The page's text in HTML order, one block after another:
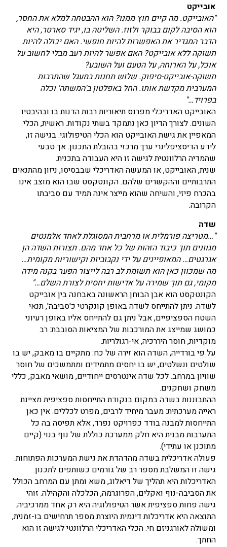
אובייקט
"האובייקט. מה קיים חוץ ממנו? הוא ההבטחה למלא את החסר,
הוא הסיבה לקום בבוקר ולזוז. השליטה בו, יגיד סארטר, היא
הדבר המגדיר את האפשרות להיות חופשי. האם יכולה להיות
תשוקה ללא אובייקט? האם אפשר להיות רעב מבלי לחשוב על
אוכל, על הארוחה, על הטעם ועל השובע?
תשוקה-אובייקט-סיפוק. שלוש תחנות במעגל שהתרבות
המערבית מקדשת אותו. החל באפלטון ב'המשתה' וכלה
בפרויד…"
האובייקט האדריכלי מפרנס תיאוריות רבות הדנות בו ובהיבטיו
השונים. לצורך הדיון כאן נתמקד בשתי נקודות. ראשית, הכלי
המאפיין את גישת האובייקט הוא הכלי הטיפולוגי. בגישה זו,
לידע הדיסציפלינרי ערך מרכזי בהובלת התכנון. אך טבעי
שהמדיה הרלוונטית לגישה זו היא העבודה בתכנית.
שנית, האובייקט, או המעשה האדריכלי שבבסיסו, ניזון מהתנאים
התרבותיים וההקשרים שלהם. הקונטקסט שבו הוא מוצב אינו
בהכרח פיזי, והשיחה שהוא מייצר אינה תמיד עם סביבתו
הקרובה.
שדה
"…מטריצה פורמלית או מרחבית המסוגלת לאחד אלמנטים
מגוונים תוך כיבוד הזהות של כל אחד מהם. תצורות השדה הן
אגרגטים… המאופיינים על ידי נקבוביות וקישוריות מקומית…
מה שמכוון כאן הוא תשומת לב רבה לייצור הפער בקנה מידה
מקומי, גם תוך שמירה על אדישות יחסית לצורת השלם…"
הקונטקסט הוא אבן הבוחן הראשונה באבחנה בין אובייקט
לשדה. ניתן להתייחס לשדה באופן קונקרטי כ'סביבה', תנאי
השטח הספציפיים, אבל ניתן גם להתייחס אליו באופן רעיוני
כמושג שמייצג את המורכבות של המציאות הסובבת: רב
מוקדיות, חוסר היררכיה, אי-רגולריות.
על פי בורדייה, השדה הוא זירה של כח: מתקיים בו מאבק, יש בו
שולטים ונשלטים, יש בו יחסים מתמידים ומתמשכים של חוסר
שוויון במרחב. לכל שדה אינטרסים ייחודיים, מושאי מאבק, כללי
משחק ושחקנים.
ההתבוננות בשדה במקום בנקודת התייחסות ספציפית מציינת
ראייה מערכתית: מעבר מיחיד לרבים, מפרט לכללים. אין כאן
התייחסות למבנה בודד כפרויקט נפרד, אלא תפיסה בה כל
התערבות מבנית היא חלק ממערכת כוללת של נוף בנוי (קיים
מתוכנן או עתידי).
פעולה אדריכלית בשדה מהדהדת את גישת המערכות הפתוחות.
גישה זו המשלבת מספר רב של גורמים כשותפים לתכנון.
האדריכלות היא תהליך של דיאלוג, משא ומתן עם המרחב הכולל
את הסביבה-נוף ואקלים, הפרוגרמה, הכלכלה והקהילה. זוהי
גישה פחות ספציפית אשר הטיפולוגיה היא רק אחד ממרכיביה.
התוצאה היא אדריכלות דינמית היוצרת מספר תרחישים בו-זמנית,
ומשולה לאורגניזם חי. הכלי האדריכלי הרלוונטי לגישה זו הוא
החתך.